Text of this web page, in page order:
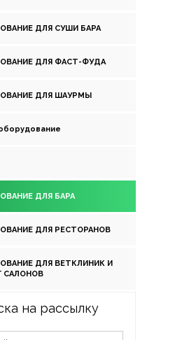
ДЛЯ СУШИ БАРА
ДЛЯ ФАСТ-ФУДА
ДЛЯ ШАУРМЫ
ДЛЯ БАРА
ДЛЯ РЕСТОРАНОВ
ДЛЯ ВЕТКЛИНИК И
САЛОНОВ
на рассылку